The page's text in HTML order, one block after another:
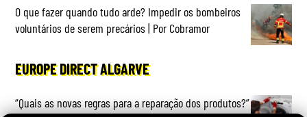
O que fazer quando tudo arde? Impedir os bombeiros
voluntários de serem precários | Por Cobramor
EUROPE DIRECT ALGARVE
“Quais as novas regras para a reparação dos produtos?”